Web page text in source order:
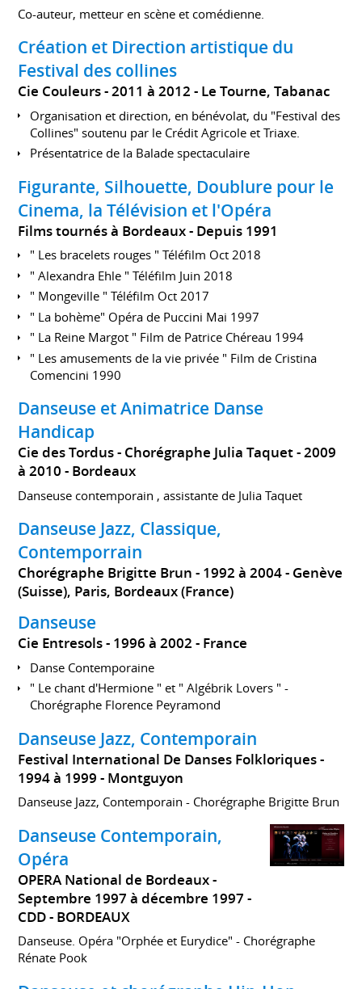
Co-auteur, metteur en scène et comédienne.
Création et Direction artistique du
Festival des collines
Cie Couleurs 2011 à 2012 Le Tourne, Tabanac
Organisation et direction, en bénévolat, du "Festival des
Collines" soutenu par le Crédit Agricole et Triaxe.
Présentatrice de la Balade spectaculaire
Figurante, Silhouette, Doublure pour le
Cinema, la Télévision et l'Opéra
Films tournés à Bordeaux Depuis 1991
" Les bracelets rouges " Téléfilm Oct 2018
" Alexandra Ehle " Téléfilm Juin 2018
" Mongeville " Téléfilm Oct 2017
" La bohème" Opéra de Puccini Mai 1997
" La Reine Margot " Film de Patrice Chéreau 1994
" Les amusements de la vie privée " Film de Cristina
Comencini 1990
Danseuse et Animatrice Danse
Handicap
Cie des Tordus - Chorégraphe Julia Taquet
2009
à 2010 Bordeaux
Danseuse contemporain , assistante de Julia Taquet
Danseuse Jazz, Classique,
Contemporrain
Chorégraphe Brigitte Brun 1992 à 2004 Genève
(Suisse), Paris, Bordeaux (France)
Danseuse
Cie Entresols 1996 à 2002 France
Danse Contemporaine
" Le chant d'Hermione " et " Algébrik Lovers " -
Chorégraphe Florence Peyramond
Danseuse Jazz, Contemporain
Festival International De Danses Folkloriques
1994 à 1999 Montguyon
Danseuse Jazz, Contemporain - Chorégraphe Brigitte Brun
Danseuse Contemporain,
Opéra
OPERA National de Bordeaux
Septembre 1997 à décembre 1997
CDD
BORDEAUX
Danseuse. Opéra "Orphée et Eurydice" - Chorégraphe
Rénate Pook